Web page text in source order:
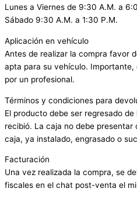
Lunes a Viernes de 9:30 A.M. a
Sábado 9:30 A.M. a 1:30 P.M.
Aplicación en vehículo
Antes de realizar la compra favor
apta para su vehículo.
por un profesional.
Términos y condiciones para
El producto debe ser regresado
recibió. La caja no debe presentar
caja, ya instalado, engrasado o
Facturación
Una vez realizada la compra, se
fiscales en el chat post-venta el